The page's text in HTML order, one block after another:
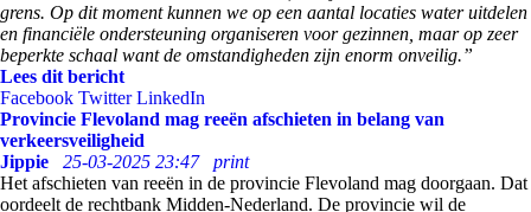
grens. Op dit moment kunnen we op een aantal locaties water uitdelen
en financiële ondersteuning organiseren voor gezinnen, maar op zeer
beperkte schaal want de omstandigheden zijn enorm onveilig.”
Lees dit bericht
Facebook Twitter LinkedIn
Provincie Flevoland mag reeën afschieten in belang van
verkeersveiligheid
Jippie
25-03-2025 23:47
print
Het afschieten van reeën in de provincie Flevoland mag doorgaan. Dat
oordeelt de rechtbank Midden-Nederland. De provincie wil de